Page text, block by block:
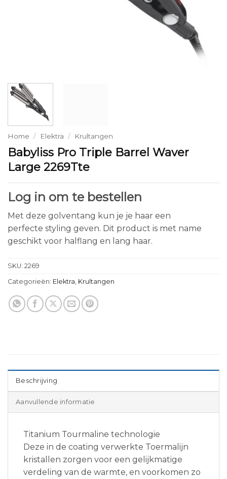
Home / Elektra / Krultangen
Babyliss Pro Triple Barrel Waver
Large 2269Tte
Log in om te bestellen
Met deze golventang kun je je haar een
perfecte styling geven. Dit product is met name
geschikt voor halflang en lang haar.
SKU: 2269
Categorieën: Elektra Krultangen
Beschrijving
Aanvullende informatie
Titanium Tourmaline technologie
Deze in de coating verwerkte Toermalijn
kristallen zorgen voor een gelijkmatige
verdeling van de warmte, en voorkomen zo